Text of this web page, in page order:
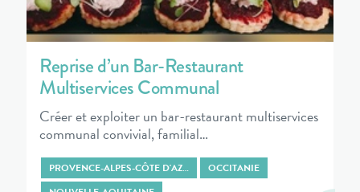
Reprise d’un Bar-Restaurant
Multiservices Communal
Créer et exploiter un bar-restaurant multiservices
communal convivial, familial…
PROVENCE-ALPES-CÔTE D'AZ…
OCCITANIE